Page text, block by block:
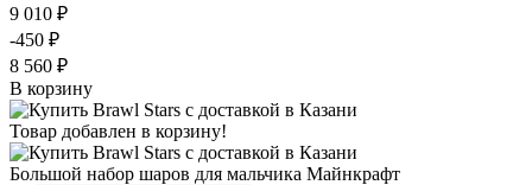
9 010 ₽
-450 ₽
8 560 ₽
В корзину
Товар добавлен в корзину!
Большой набор шаров для мальчика Майнкрафт